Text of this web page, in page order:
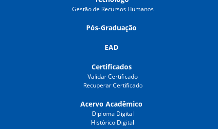
Gestão de Recursos Humanos
Pós-Graduação
EAD
Certificados
Validar Certificado
Recuperar Certificado
Acervo Acadêmico
Diploma Digital
Histórico Digital